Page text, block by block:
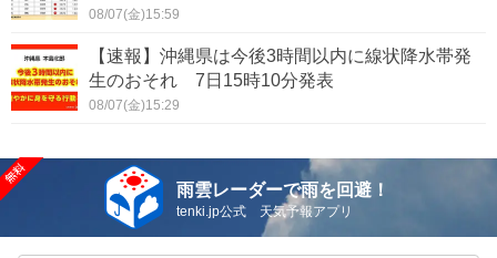
08/07(金)15:59
【速報】沖縄県は今後3時間以内に線状降水帯発
生のおそれ 7日15時10分発表
08/07(金)15:29
雨雲レーダーで雨を回避！
tenki.jp公式 天気予報アプリ